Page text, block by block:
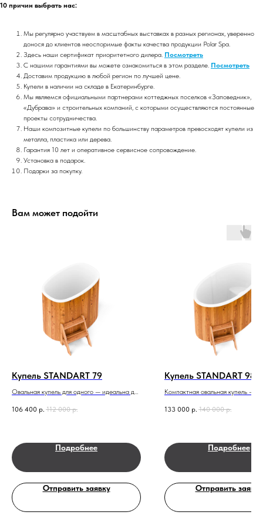
10 причин выбрать нас:
Мы регулярно участвуем в масштабных выставках в разных регионах, уверенно
донося до клиентов неоспоримые факты качества продукции Polar Spa.
Здесь наши сертификат приоритетного дилера. Посмотреть
С нашими гарантиями вы можете ознакомиться в этом разделе. Посмотреть
Доставим продукцию в любой регион по лучшей цене.
Купели в наличии на складе в Екатеринбурге.
⁠Мы являемся официальными партнерами коттеджных поселков «Заповедник»,
«Дубрава» и строительных компаний, с которыми осуществляются постоянные
проекты сотрудничества.
Наши композитные купели по большинству параметров превосходят купели из
металла, пластика или дерева.
Гарантия 10 лет и оперативное сервисное сопровождение.
Установка в подарок.
⁠Подарки за покупку.
Вам может подойти
Купель STANDART 79
Овальная купель для одного — идеальна для
106 400 р. 112 000 р.
Подробнее
Отправить заявку
Купель STANDART 98
Компактная овальная купель —
133 000 р. 140 000 р.
Подробнее
Отправить заявку